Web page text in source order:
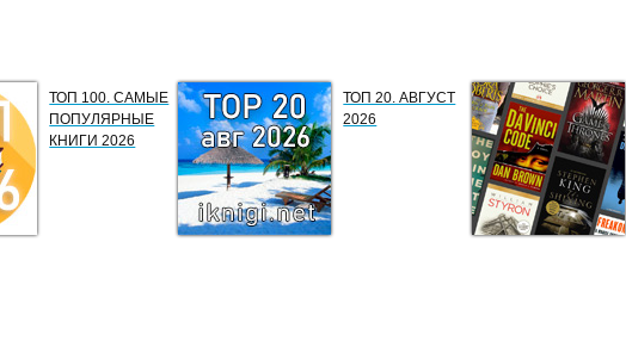
ТОП 100. САМЫЕ
ПОПУЛЯРНЫЕ
КНИГИ 2026
ТОП 20. АВГУСТ
2026